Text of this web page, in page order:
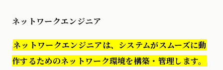
ネットワークエンジニア
ネットワークエンジニアは、システムがスムーズに動
作するためのネットワーク環境を構築・管理します。